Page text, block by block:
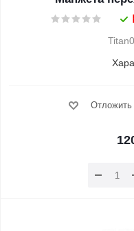
Отложить